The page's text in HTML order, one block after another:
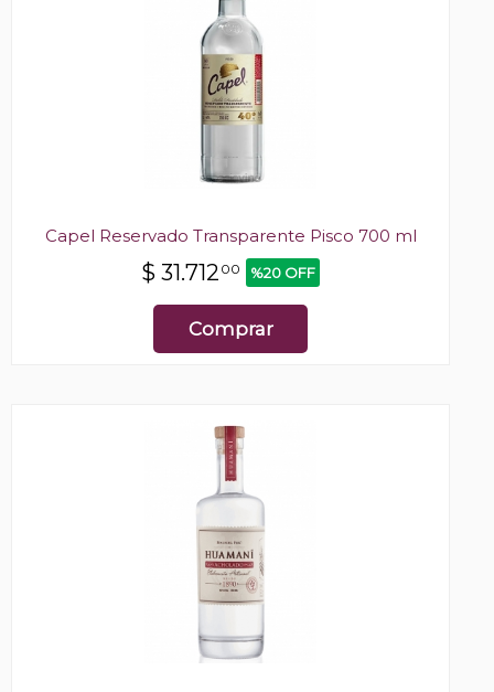
Capel Reservado Transparente Pisco 700 ml
$ 31.712 00 %20 OFF
Comprar